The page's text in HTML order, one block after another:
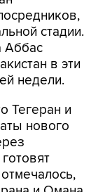
стадии.
Аббас
в эти
недели.
Тегеран и
нового